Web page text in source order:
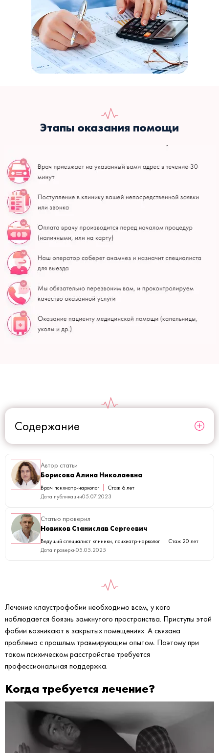
Этапы оказания помощи
Содержание
Автор статьи
Борисова Алина Николаевна
Врач психиатр-нарколог
Стаж 6 лет
Дата публикации05.07.2023
Статью проверил
Новиков Станислав Сергеевич
Ведущий специалист клиники, психиатр-нарколог
Стаж 20 лет
Дата проверки05.05.2025
Лечение клаустрофобии необходимо всем, у кого
наблюдается боязнь замкнутого пространства. Приступы этой
фобии возникают в закрытых помещениях. А связана
проблема с прошлым травмирующим опытом. Поэтому при
таком психическом расстройстве требуется
профессиональная поддержка.
Когда требуется лечение?